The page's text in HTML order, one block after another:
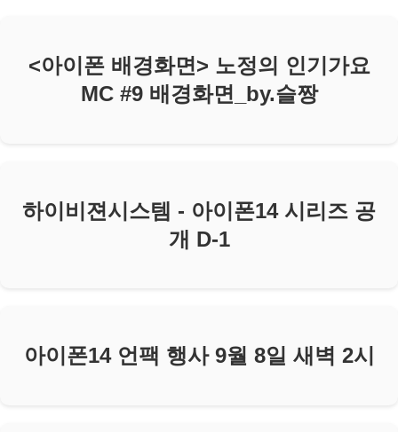
<아이폰 배경화면> 노정의 인기가요
MC #9 배경화면_by.슬짱
하이비젼시스템 - 아이폰14 시리즈 공
개 D-1
아이폰14 언팩 행사 9월 8일 새벽 2시